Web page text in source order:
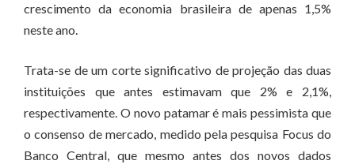
crescimento da economia brasileira de apenas 1,5%
neste ano.
Trata-se de um corte significativo de projeção das duas
instituições que antes estimavam que 2% e 2,1%,
respectivamente. O novo patamar é mais pessimista que
o consenso de mercado, medido pela pesquisa Focus do
Banco Central, que mesmo antes dos novos dados